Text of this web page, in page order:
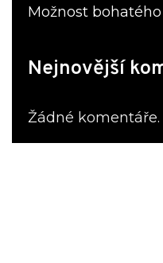
Možnost
Nejnovější
Žádné komentáře.